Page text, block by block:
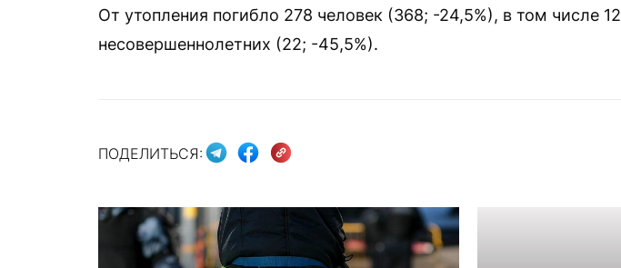
От утопления погибло 278 человек (368; -24,5%), в том числе 12
несовершеннолетних (22; -45,5%).
ПОДЕЛИТЬСЯ: